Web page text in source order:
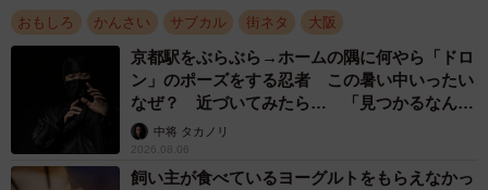
おもしろ かんさい サブカル 街ネタ 大阪
京都駅をぶらぶら→ホームの隅に何やら「ドロ
ン」のポーズをする忍者 この暑い中いったい
なぜ？ 近づいてみたら… 「見つかるなんて
未熟」中将 タカノリ
2026.08.06
飼い主が食べているヨーグルトをもらえなかっ